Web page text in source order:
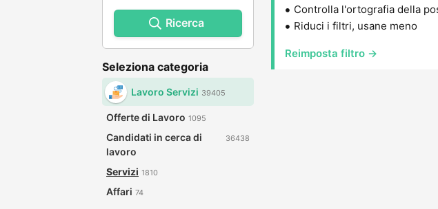
Ricerca
Seleziona categoria
Lavoro Servizi 39405
Offerte di Lavoro 1095
Candidati in cerca di
lavoro
36438
Servizi 1810
Affari 74
Controlla l'ortografia della
Riduci i filtri, usane meno
Reimposta filtro →